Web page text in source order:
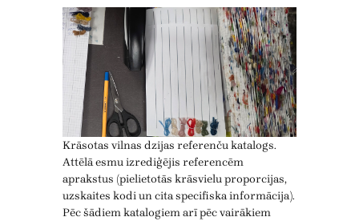
Krāsotas vilnas dzijas referenču katalogs.
Attēlā esmu izrediģējis referencēm
aprakstus (pielietotās krāsvielu proporcijas,
uzskaites kodi un cita specifiska informācija).
Pēc šādiem katalogiem arī pēc vairākiem